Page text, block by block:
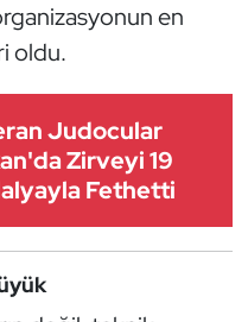
en
oldu.
Judocular
Zirveyi 19
Fethetti